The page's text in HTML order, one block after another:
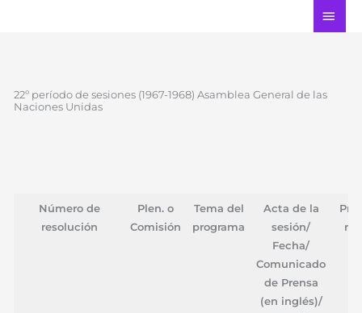
22º período de sesiones (1967-1968) Asamblea General de las
Naciones Unidas
Número de
resolución
Plen. o
Comisión
Tema del
programa
Acta de la
sesión/
Fecha/
Comunicado
de Prensa
(en inglés)/